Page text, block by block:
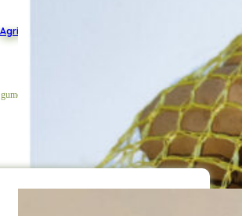
Agria mini vetőburgonya
nevelő, sárga héjszínű és sötét sárga húsú